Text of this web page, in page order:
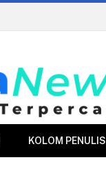
KOLOM PENULIS